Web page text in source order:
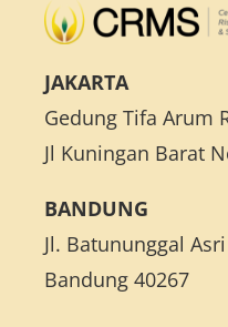
Program Pelatihan
Aplikasi Sistem
Kontak Kami
JAKARTA
Gedung Tifa Arum
Jl Kuningan Barat
BANDUNG
Jl. Batununggal
Bandung 40267